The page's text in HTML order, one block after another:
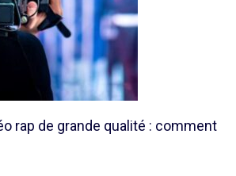
rap de grande qualité : comment